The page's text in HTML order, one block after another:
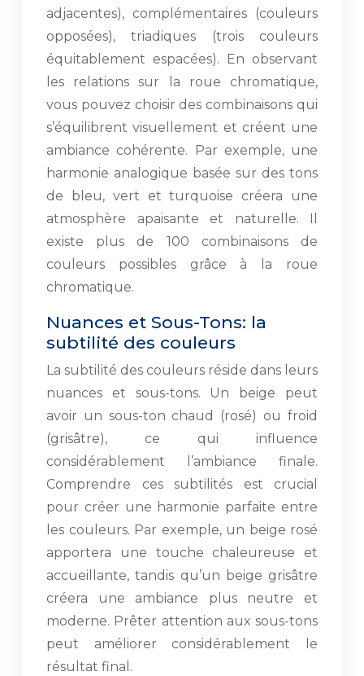
adjacentes), complémentaires (couleurs
opposées), triadiques (trois couleurs
équitablement espacées). En observant
les relations sur la roue chromatique,
vous pouvez choisir des combinaisons qui
s’équilibrent visuellement et créent une
ambiance cohérente. Par exemple, une
harmonie analogique basée sur des tons
de bleu, vert et turquoise créera une
atmosphère apaisante et naturelle. Il
existe plus de 100 combinaisons de
couleurs possibles grâce à la roue
chromatique.
Nuances et Sous-Tons: la
subtilité des couleurs
La subtilité des couleurs réside dans leurs
nuances et sous-tons. Un beige peut
avoir un sous-ton chaud (rosé) ou froid
(grisâtre), ce qui influence
considérablement l’ambiance finale.
Comprendre ces subtilités est crucial
pour créer une harmonie parfaite entre
les couleurs. Par exemple, un beige rosé
apportera une touche chaleureuse et
accueillante, tandis qu’un beige grisâtre
créera une ambiance plus neutre et
moderne. Prêter attention aux sous-tons
peut améliorer considérablement le
résultat final.